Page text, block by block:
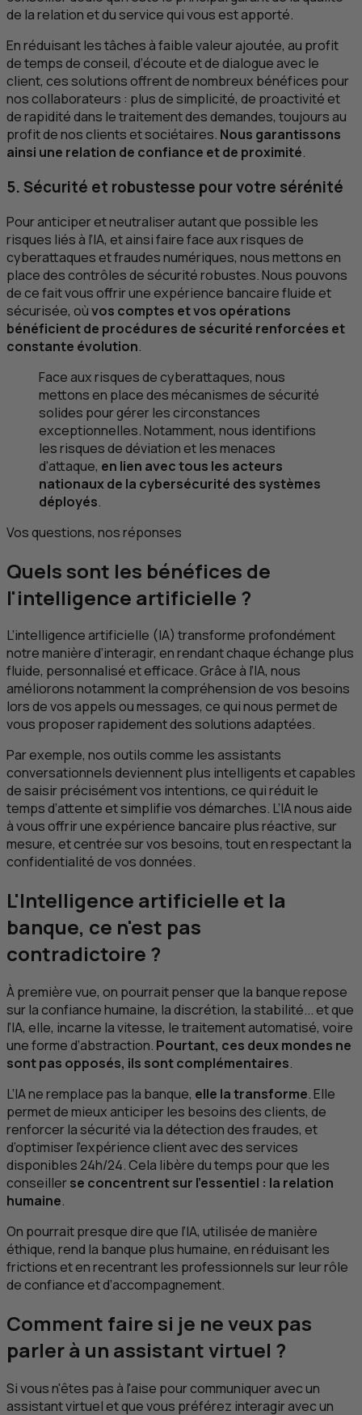
de la relation et du service qui vous est apporté.
En réduisant les tâches à faible valeur ajoutée, au profit
de temps de conseil, d’écoute et de dialogue avec le
client, ces solutions offrent de nombreux bénéfices pour
nos collaborateurs : plus de simplicité, de proactivité et
de rapidité dans le traitement des demandes, toujours au
profit de nos clients et sociétaires. Nous garantissons
ainsi une relation de confiance et de proximité.
5. Sécurité et robustesse pour votre sérénité
Pour anticiper et neutraliser autant que possible les
risques liés à l’IA, et ainsi faire face aux risques de
cyberattaques et fraudes numériques, nous mettons en
place des contrôles de sécurité robustes. Nous pouvons
de ce fait vous offrir une expérience bancaire fluide et
sécurisée, oùvos comptes et vos opérations
bénéficient de procédures de sécurité renforcées et
constante évolution.
Face aux risques de cyberattaques, nous
mettons en place des mécanismes de sécurité
solides pour gérer les circonstances
exceptionnelles. Notamment, nous identifions
les risques de déviation et les menaces
d'attaque, en lien avec tous les acteurs
nationaux de la cybersécurité des systèmes
déployés.
Vos questions, nos réponses
Quels sont les bénéfices de
l'intelligence artificielle ?
L’intelligence artificielle (IA) transforme profondément
notre manière d’interagir, en rendant chaque échange plus
fluide, personnalisé et efficace. Grâce à l’IA, nous
améliorons notamment la compréhension de vos besoins
lors de vos appels ou messages, ce qui nous permet de
vous proposer rapidement des solutions adaptées.
Par exemple, nos outils comme les assistants
conversationnels deviennent plus intelligents et capables
de saisir précisément vos intentions, ce qui réduit le
temps d’attente et simplifie vos démarches. L’IAnous aide
à vous offrir une expérience bancaire plus réactive, sur
mesure, et centrée sur vos besoins, tout en respectant la
confidentialité de vos données.
L'Intelligence artificielle et la
banque, ce n'est pas
contradictoire ?
À première vue, on pourrait penser que la banque repose
sur la confiance humaine, la discrétion, la stabilité... et que
l’IA, elle, incarne la vitesse, le traitement automatisé, voire
une forme d’abstraction. Pourtant, ces deux mondes ne
sont pas opposés, ils sont complémentaires.
L’IAne remplace pas la banque, elle la transforme. Elle
permet de mieux anticiper les besoins des clients, de
renforcer la sécurité via la détection des fraudes, et
d’optimiser l’expérience client avec des services
disponibles 24h/24. Cela libère du temps pour que les
conseillerse concentrent sur l’essentiel : la relation
humaine.
On pourrait presque dire que l’IA, utilisée de manière
éthique, rend la banque plus humaine, en réduisant les
frictions et en recentrant les professionnels sur leur rôle
de confiance et d’accompagnement.
Comment faire si je ne veux pas
parler à un assistant virtuel ?
Si vous n'êtes pas à l'aise pour communiquer avec un
assistant virtuel et que vous préférez interagir avec un